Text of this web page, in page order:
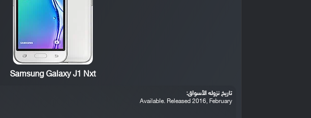
Samsung Galaxy J1 Nxt
تاريخ نزوله الأسواق:
Available. Released 2016, February